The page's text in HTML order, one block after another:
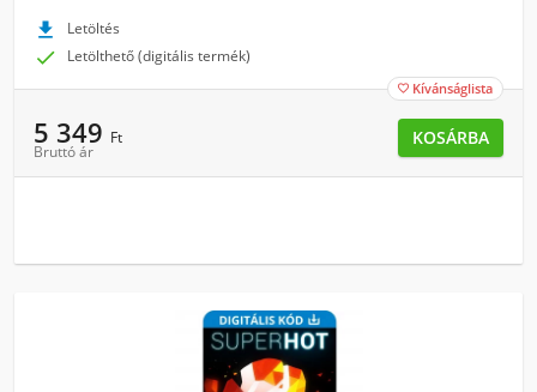
 Letöltés
 Letölthető (digitális termék)
 Kívánságlista
5 349 Ft
Bruttó ár
KOSÁRBA